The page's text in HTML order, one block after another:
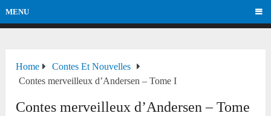
MENU
Home
Contes Et Nouvelles
Contes merveilleux d’Andersen – Tome I
Contes merveilleux d’Andersen – Tome